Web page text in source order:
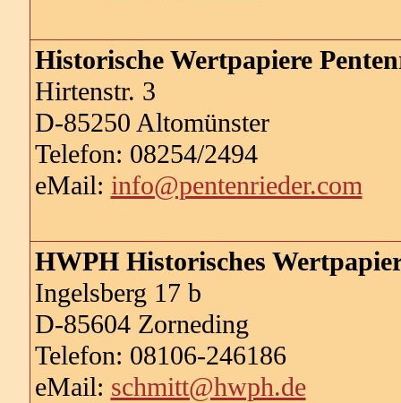
Historische Wertpapiere
Hirtenstr. 3
D-85250 Altomünster
Telefon: 08254/2494
eMail: info@pentenrieder.com
HWPH Historisches
Ingelsberg 17 b
D-85604 Zorneding
Telefon: 08106-246186
eMail: schmitt@hwph.de